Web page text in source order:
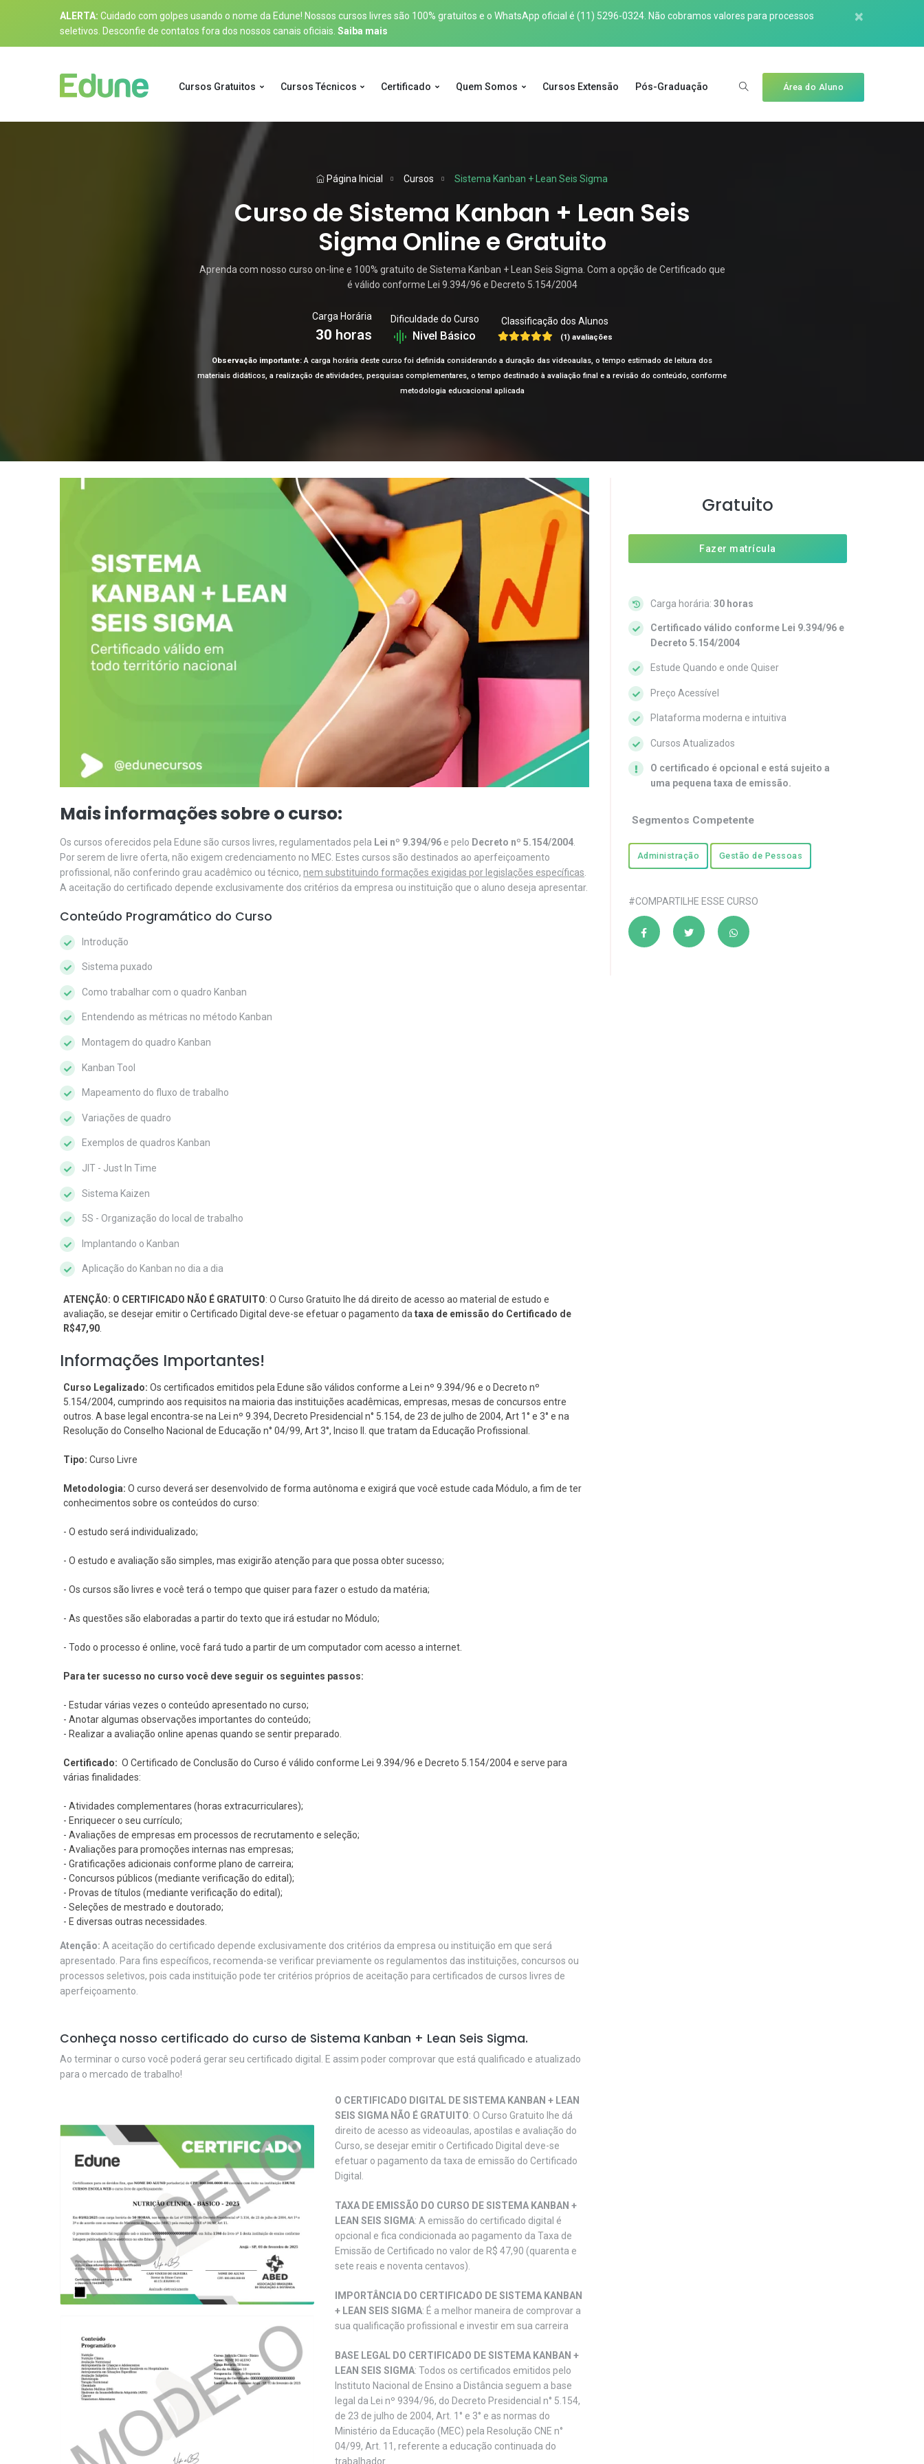
ALERTA: Cuidado com golpes usando o nome da Edune! Nossos cursos livres são 100% gratuitos e o WhatsApp oficial é (11) 5296-0324 . Não cobramos valores para processos
seletivos. Desconfie de contatos fora dos nossos canais oficiais. Saiba mais
×
Cursos Gratuitos Cursos Técnicos Certificado Quem Somos Cursos Extensão Pós-Graduação Área do Aluno
Página Inicial Cursos Sistema Kanban + Lean Seis Sigma
Curso de Sistema Kanban + Lean Seis
Sigma Online e Gratuito
Aprenda com nosso curso on-line e 100% gratuito de Sistema Kanban + Lean Seis Sigma. Com a opção de Certificado que
é válido conforme Lei 9.394/96 e Decreto 5.154/2004
Carga Horária
30 horas
Dificuldade do Curso
Nivel Básico
Classificação dos Alunos
(1) avaliações
Observação importante:A carga horária deste curso foi definida considerando a duração das videoaulas, o tempo estimado de leitura dos
materiais didáticos, a realização de atividades, pesquisas complementares, o tempo destinado à avaliação final e a revisão do conteúdo, conforme
metodologia educacional aplicada
Mais informações sobre o curso:
Os cursos oferecidos pela Edune são cursos livres, regulamentados pela Lei nº 9.394/96 e pelo Decreto nº 5.154/2004
Por serem de livre oferta, não exigem credenciamento no MEC. Estes cursos são destinados ao aperfeiçoamento
profissional, não conferindo grau acadêmico ou técnico, nem substituindo formações exigidas por legislações específicas
A aceitação do certificado depende exclusivamente dos critérios da empresa ou instituição que o aluno deseja apresentar.
Conteúdo Programático do Curso
Introdução
Sistema puxado
Como trabalhar com o quadro Kanban
Entendendo as métricas no método Kanban
Montagem do quadro Kanban
Kanban Tool
Mapeamento do fluxo de trabalho
Variações de quadro
Exemplos de quadros Kanban
JIT - Just In Time
Sistema Kaizen
5S - Organização do local de trabalho
Implantando o Kanban
Aplicação do Kanban no dia a dia
ATENÇÃO: O CERTIFICADO NÃO É GRATUITO: O Curso Gratuito lhe dá direito de acesso ao material de estudo e
avaliação, se desejar emitir o Certificado Digital deve-se efetuar o pagamento dataxa de emissão do Certificado de
R$47,90.
Informações Importantes!
Curso Legalizado: Os certificados emitidos pela Edune são válidos conforme a Lei nº 9.394/96 e o Decreto nº
5.154/2004, cumprindo aos requisitos na maioria das instituições acadêmicas, empresas, mesas de concursos entre
outros. A base legal encontra-se na Lei nº 9.394, Decreto Presidencial n° 5.154, de 23 de julho de 2004, Art 1° e 3° e na
Resolução do Conselho Nacional de Educação n° 04/99, Art 3°, Inciso II. que tratam da Educação Profissional.
Tipo: Curso Livre
Metodologia: O curso deverá ser desenvolvido de forma autônoma e exigirá que você estude cada Módulo, a fim de ter
conhecimentos sobre os conteúdos do curso:
- O estudo será individualizado;
- O estudo e avaliação são simples, mas exigirão atenção para que possa obter sucesso;
- Os cursos são livres e você terá o tempo que quiser para fazer o estudo da matéria;
- As questões são elaboradas a partir do texto que irá estudar no Módulo;
- Todo o processo é online, você fará tudo a partir de um computador com acesso a internet.
Para ter sucesso no curso você deve seguir os seguintes passos:
- Estudar várias vezes o conteúdo apresentado no curso;
- Anotar algumas observações importantes do conteúdo;
- Realizar a avaliação online apenas quando se sentir preparado.
Certificado: O Certificado de Conclusão do Curso é válido conforme Lei 9.394/96 e Decreto 5.154/2004 e serve para
várias finalidades:
- Atividades complementares (horas extracurriculares);
- Enriquecer o seu currículo;
- Avaliações de empresas em processos de recrutamento e seleção;
- Avaliações para promoções internas nas empresas;
- Gratificações adicionais conforme plano de carreira;
- Concursos públicos (mediante verificação do edital);
- Provas de títulos (mediante verificação do edital);
- Seleções de mestrado e doutorado;
- E diversas outras necessidades.
Atenção: A aceitação do certificado depende exclusivamente dos critérios da empresa ou instituição em que será
apresentado. Para fins específicos, recomenda-se verificar previamente os regulamentos das instituições, concursos ou
processos seletivos, pois cada instituição pode ter critérios próprios de aceitação para certificados de cursos livres de
aperfeiçoamento.
Conheça nosso certificado do curso de Sistema Kanban + Lean Seis Sigma.
Ao terminar o curso você poderá gerar seu certificado digital. E assim poder comprovar que está qualificado e atualizado
para o mercado de trabalho!
O CERTIFICADO DIGITAL DE SISTEMA KANBAN + LEAN
SEIS SIGMA NÃO É GRATUITO: O Curso Gratuito lhe dá
direito de acesso as videoaulas, apostilas e avaliação do
Curso, se desejar emitir o Certificado Digital deve-se
efetuar o pagamento da taxa de emissão do Certificado
Digital.
TAXA DE EMISSÃO DO CURSO DE SISTEMA KANBAN +
LEAN SEIS SIGMA: A emissão do certificado digital é
opcional e fica condicionada ao pagamento da Taxa de
Emissão de Certificado no valor de R$ 47,90 (quarenta e
sete reais e noventa centavos).
IMPORTÂNCIA DO CERTIFICADO DE SISTEMA KANBAN
+ LEAN SEIS SIGMA: É a melhor maneira de comprovar a
sua qualificação profissional e investir em sua carreira
BASE LEGAL DO CERTIFICADO DE SISTEMA KANBAN +
LEAN SEIS SIGMA: Todos os certificados emitidos pelo
Instituto Nacional de Ensino a Distância seguem a base
legal da Lei nº 9394/96, do Decreto Presidencial n° 5.154,
de 23 de julho de 2004, Art. 1° e 3° e as normas do
Ministério da Educação (MEC) pela Resolução CNE n°
04/99, Art. 11, referente a educação continuada do
trabalhador.
Gratuito
Fazer matrícula
Carga horária: 30 horas
Certificado válido conforme Lei 9.394/96 e
Decreto 5.154/2004
Estude Quando e onde Quiser
Preço Acessível
Plataforma moderna e intuitiva
Cursos Atualizados
O certificado é opcional e está sujeito a
uma pequena taxa de emissão.
Segmentos Competente
Administração Gestão de Pessoas
#COMPARTILHE ESSE CURSO